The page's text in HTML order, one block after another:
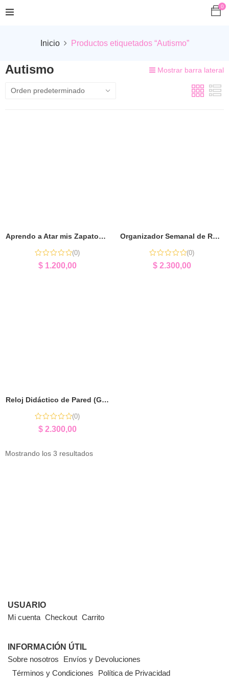
0
Inicio Productos etiquetados “Autismo”
Autismo Mostrar barra lateral
Aprendo a Atar mis Zapatos | Autonomía y Motricidad Fina
(0)
$1.200,00
Organizador Semanal de Rutinas | Autonomía y Organización
(0)
$2.300,00
Reloj Didáctico de Pared (Grande) | Aprender la Hora
(0)
$2.300,00
Mostrando los 3 resultados
USUARIO
Mi cuenta Checkout Carrito
INFORMACIÓN ÚTIL
Sobre nosotros
Envíos y Devoluciones
Términos y Condiciones
Política de Privacidad